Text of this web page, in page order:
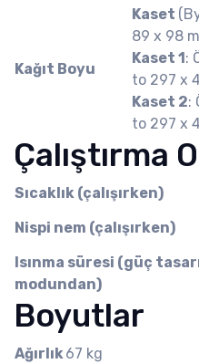
Kağıt Boyu
Kaset
89 x 98
Kaset 1:
to 297 x
Kaset 2:
to 297 x
Çalıştırma
Sıcaklık (çalışırken)
Nispi nem (çalışırken)
Isınma süresi (güç
modundan)
Boyutlar
Ağırlık 67 kg